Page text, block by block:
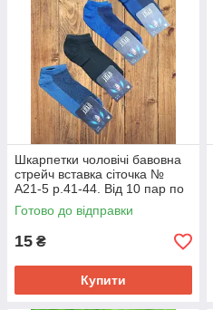
Шкарпетки чоловічі бавовна
стрейч вставка сіточка №
А21-5 р.41-44. Від 10 пар по
11,50грн.
Готово до відправки
15 ₴
Купити